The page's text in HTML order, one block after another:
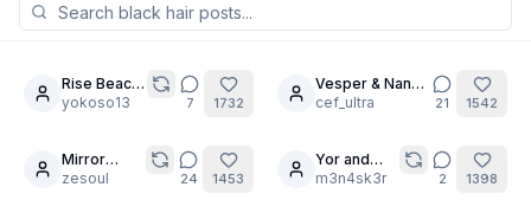
Lingua
Visualizzazione Classica Compatta
8Rise Beach
Time
yokoso13 7 1732
6
Vesper & Nana-
cha: No Limits
cef_ultra 21 1542
21
Mirror
selfie test
zesoul 24 1453
Yor and
Marin
m3n4sk3r 2 1398